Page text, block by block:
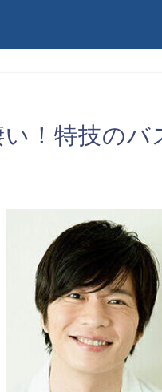
！特技の